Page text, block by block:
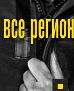
все